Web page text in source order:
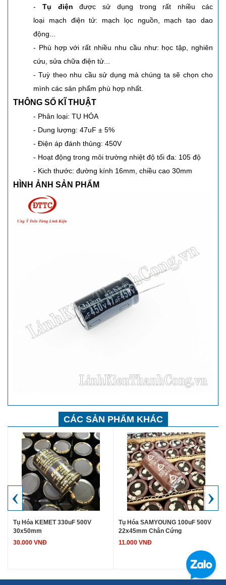
- Tụ điện được sử dụng trong rất nhiều các
loại mạch điện tử: mạch lọc nguồn, mạch tạo dao
động...
- Phù hợp với rất nhiều nhu cầu như: học tập, nghiên
cứu, sửa chữa điện tử...
- Tuỳ theo nhu cầu sử dụng mà chúng ta sẽ chọn cho
mình các sản phẩm phù hợp nhất.
THÔNG SỐ KĨ THUẬT
- Phân loại: TỤ HÓA
- Dung lượng: 47uF ± 5%
- Điện áp đánh thủng: 450V
- Hoạt động trong môi trường nhiệt độ tối đa: 105 độ
- Kich thước: đường kính 16mm, chiều cao 30mm
HÌNH ẢNH SẢN PHẨM
CÁC SẢN PHẨM KHÁC
Tụ Hóa KEMET 330uF 500V
30x50mm
30.000 VNĐ
Tụ Hóa SAMYOUNG 100uF 500V
22x45mm Chân Cứng
11.000 VNĐ
‹ ›